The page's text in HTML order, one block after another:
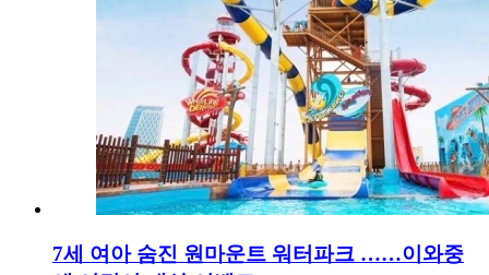
7세 여아 숨진 원마운트 워터파크 ……이와중